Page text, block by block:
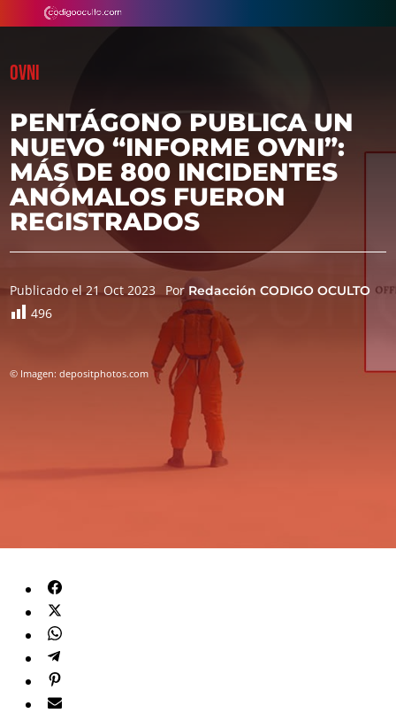
OVNI
PENTÁGONO PUBLICA UN
NUEVO “INFORME OVNI”:
MÁS DE 800 INCIDENTES
ANÓMALOS FUERON
REGISTRADOS
Publicado el 21 Oct 2023 Por Redacción CODIGO OCULTO
496
© Imagen: depositphotos.com